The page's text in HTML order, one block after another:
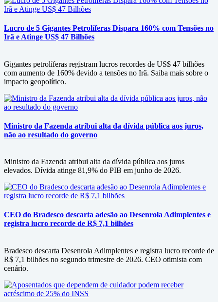
Lucro de 5 Gigantes Petrolíferas Dispara 160% com Tensões no
Irã e Atinge US$ 47 Bilhões
Gigantes petrolíferas registram lucros recordes de US$ 47 bilhões
com aumento de 160% devido a tensões no Irã. Saiba mais sobre o
impacto geopolítico.
Ministro da Fazenda atribui alta da dívida pública aos juros,
não ao resultado do governo
Ministro da Fazenda atribui alta da dívida pública aos juros
elevados. Dívida atinge 81,9% do PIB em junho de 2026.
CEO do Bradesco descarta adesão ao Desenrola Adimplentes e
registra lucro recorde de R$ 7,1 bilhões
Bradesco descarta Desenrola Adimplentes e registra lucro recorde de
R$ 7,1 bilhões no segundo trimestre de 2026. CEO otimista com
cenário.